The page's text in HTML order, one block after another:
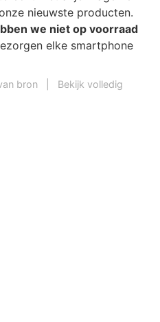
nieuwste producten.
we niet op voorraad
elke smartphone
bron
Bekijk volledig